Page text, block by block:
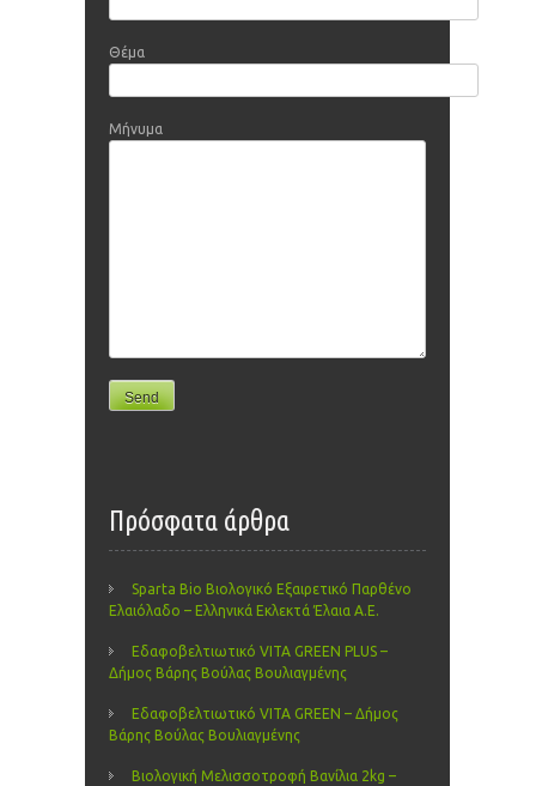
Θέμα
Μήνυμα
Πρόσφατα άρθρα
Sparta Bio Βιολογικό Εξαιρετικό Παρθένο
Ελαιόλαδο – Ελληνικά Εκλεκτά Έλαια Α.Ε.
Εδαφοβελτιωτικό VITA GREEN PLUS –
Δήμος Βάρης Βούλας Βουλιαγμένης
Εδαφοβελτιωτικό VITA GREEN – Δήμος
Βάρης Βούλας Βουλιαγμένης
Βιολογική Μελισσοτροφή Βανίλια 2kg –